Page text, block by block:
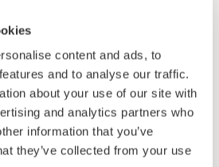
content and ads, to
and to analyse our traffic.
about your use of our site with
and analytics partners who
information that you’ve
they’ve collected from your use
muun sorsalinnun.
on pitkä jouhipyrstö
jouhen pituus vanhalla
Talvipukuinen (marras-
allikoiras on
valkoinen. Pää ja kaula ovat
musta laikku. Kesäpuvussa